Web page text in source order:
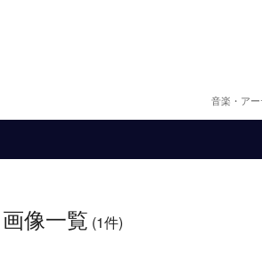
音楽・ア
像一覧 (1件)